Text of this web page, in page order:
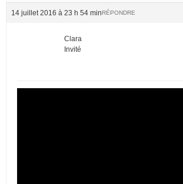
14 juillet 2016 à 23 h 54 minRÉPONDRE
Clara
Invité